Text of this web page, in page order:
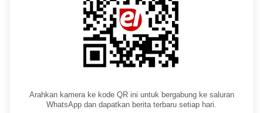
Arahkan kamera ke kode QR ini untuk bergabung ke saluran
WhatsApp dan dapatkan berita terbaru setiap hari.